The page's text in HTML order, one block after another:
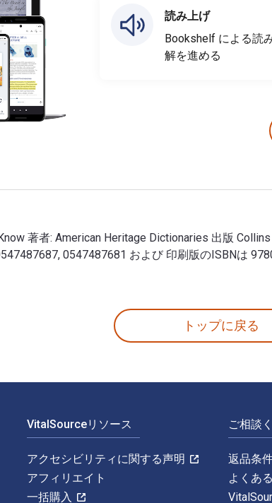
読み上げ
Bookshelf による読
解を進める
著者: American Heritage Dictionaries 出版
0547487681 および 印刷版のISBNは
トップに戻る
VitalSourceリソース
アクセシビリティに関する声明
アフィリエイト
一括購入
ご相談
返品条
よくあ